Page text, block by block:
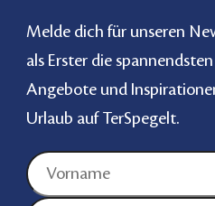
Melde dich für unseren
als Erster die
Angebote und
Urlaub auf TerSpegelt.